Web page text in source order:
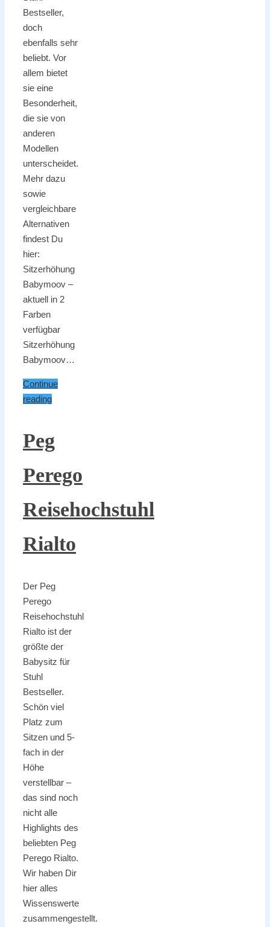
Bestseller,
doch
ebenfalls sehr
beliebt. Vor
allem bietet
sie eine
Besonderheit,
die sie von
anderen
Modellen
unterscheidet.
Mehr dazu
sowie
vergleichbare
Alternativen
findest Du
hier:
Sitzerhöhung
Babymoov –
aktuell in 2
Farben
verfügbar
Sitzerhöhung
Babymoov…
Continue
reading
Peg
Perego
Reisehochstuhl
Rialto
Der Peg
Perego
Reisehochstuhl
Rialto ist der
größte der
Babysitz für
Stuhl
Bestseller.
Schön viel
Platz zum
Sitzen und 5-
fach in der
Höhe
verstellbar –
das sind noch
nicht alle
Highlights des
beliebten Peg
Perego Rialto.
Wir haben Dir
hier alles
Wissenswerte
zusammengestellt.